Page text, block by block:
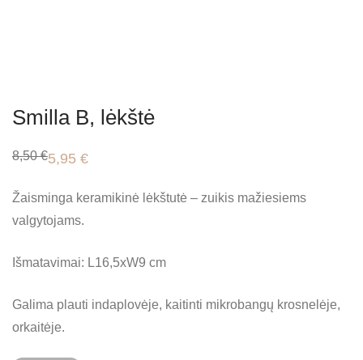
Smilla B, lėkštė
8,50€
Original
was:
8,50 €.
5,95 €
Current
is:
5,95 €.
Žaisminga keramikinė lėkštutė – zuikis mažiesiems
valgytojams.
Išmatavimai: L16,5xW9 cm
Galima plauti indaplovėje, kaitinti mikrobangų krosnelėje,
orkaitėje.